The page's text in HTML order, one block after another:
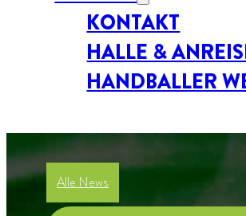
KONTAKT
HALLE &
HANDBALLER
Alle News